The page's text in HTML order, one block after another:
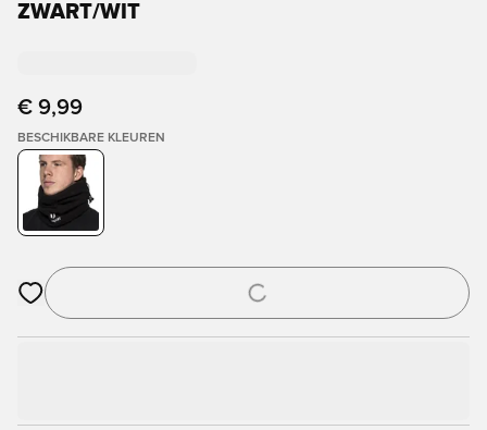
ZWART/WIT
€ 9,99
BESCHIKBARE KLEUREN
Opent een venster om in te loggen of je aan te melden als lid